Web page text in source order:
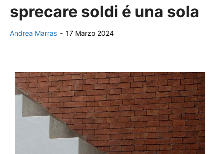
sprecare soldi é una sola
Andrea Marras - 17 Marzo 2024